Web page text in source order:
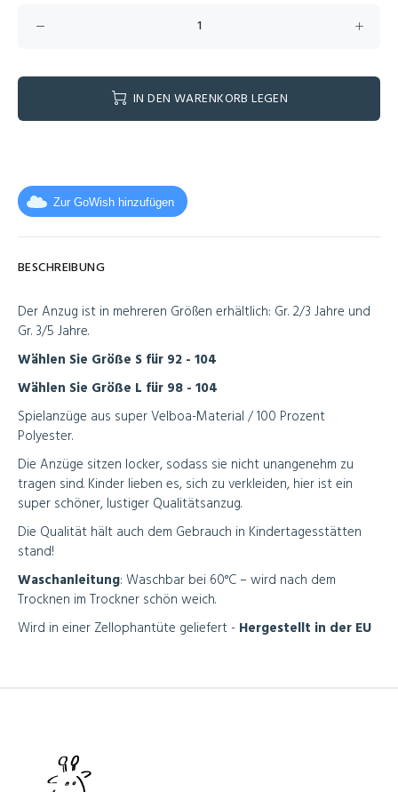
IN DEN WARENKORB LEGEN
Zur GoWish hinzufügen
BESCHREIBUNG
Der Anzug ist in mehreren Größen erhältlich: Gr. 2/3 Jahre und
Gr. 3/5 Jahre.
Wählen Sie Größe S für 92 - 104
Wählen Sie Größe L für 98 - 104
Spielanzüge aus super Velboa-Material / 100 Prozent
Polyester.
Die Anzüge sitzen locker, sodass sie nicht unangenehm zu
tragen sind. Kinder lieben es, sich zu verkleiden, hier ist ein
super schöner, lustiger Qualitätsanzug.
Die Qualität hält auch dem Gebrauch in Kindertagesstätten
stand!
Waschanleitung: Waschbar bei 60°C – wird nach dem
Trocknen im Trockner schön weich.
Wird in einer Zellophantüte geliefert - Hergestellt in der EU